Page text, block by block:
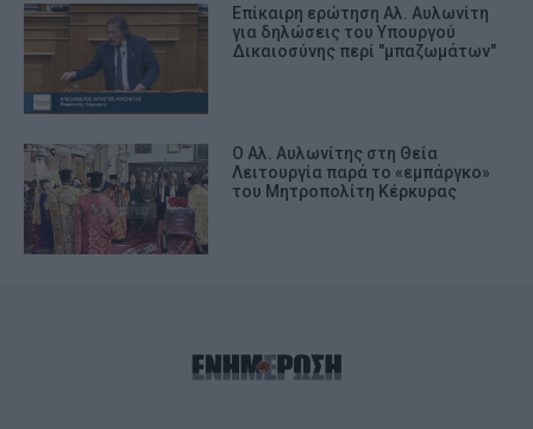
Επίκαιρη ερώτηση Αλ. Αυλωνίτη
για δηλώσεις του Υπουργού
Δικαιοσύνης περί "μπαζωμάτων"
Ο Αλ. Αυλωνίτης στη Θεία
Λειτουργία παρά το «εμπάργκο»
του Μητροπολίτη Κέρκυρας